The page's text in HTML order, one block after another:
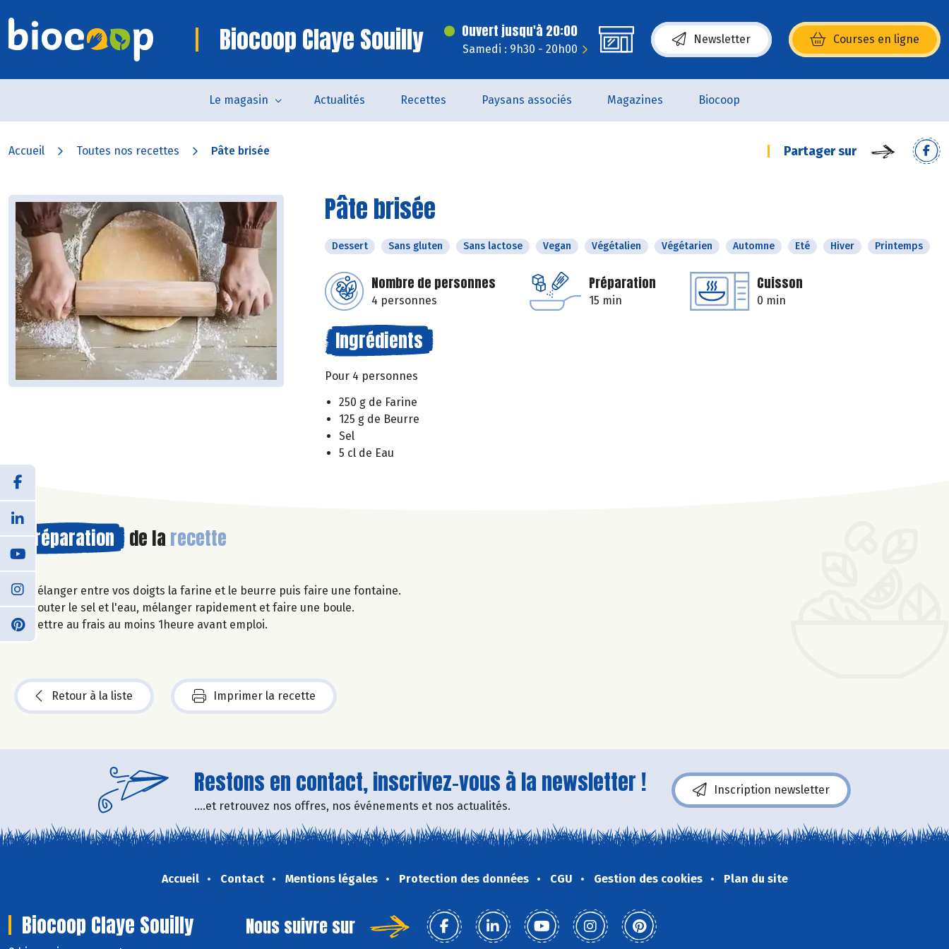
Biocoop Claye Souilly Ouvert jusqu'à 20:00
Samedi : 9h30 - 20h00
Newsletter Courses en ligne
(s’ouvre dans une nouvelle fenêtre)
Le magasin Actualités Recettes Paysans associés Magazines Biocoop
Accueil Toutes nos recettes Pâte brisée Partager sur
Pâte brisée
Dessert Sans gluten Sans lactose Vegan Végétalien Végétarien Automne Eté Hiver Printemps
Nombre de personnes
4 personnes
Préparation
15 min
Cuisson
0 min
Ingrédients
Pour 4 personnes
250 g de Farine
125 g de Beurre
Sel
5 cl de Eau
Préparation de la recette
Mélanger entre vos doigts la farine et le beurre puis faire une fontaine.
Ajouter le sel et l'eau, mélanger rapidement et faire une boule.
Mettre au frais au moins 1heure avant emploi.
Retour à la liste Imprimer la recette
Restons en contact, inscrivez-vous à la newsletter !
....et retrouvez nos offres, nos événements et nos actualités.
Inscription newsletter
Accueil Contact Mentions légales Protection des données CGU Gestion des cookies Plan du site
Biocoop Claye Souilly Nous suivre sur